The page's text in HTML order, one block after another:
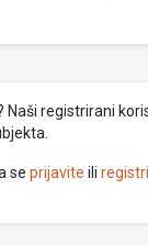
registrirani
se prijavite ili